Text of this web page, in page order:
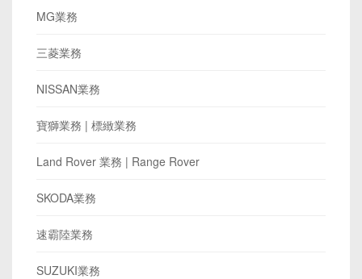
MG業務
三菱業務
NISSAN業務
寶獅業務 | 標緻業務
Land Rover 業務 | Range Rover
SKODA業務
速霸陸業務
SUZUKI業務